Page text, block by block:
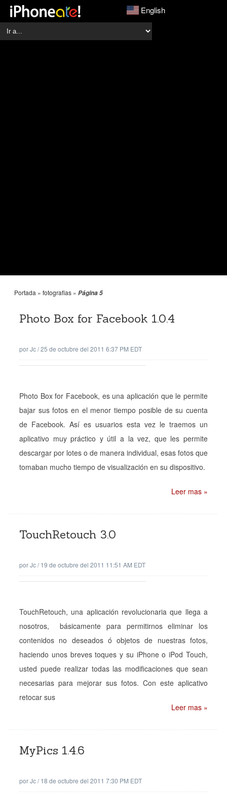
English
Portada » fotografias » Página 5
Photo Box for Facebook 1.0.4
porJc/25 de octubre del 2011 6:37 PM EDT
Photo Box for Facebook, es una aplicación que le permite
bajar sus fotos en el menor tiempo posible de su cuenta
de Facebook. Así es usuarios esta vez le traemos un
aplicativo muy práctico y útil a la vez, que les permite
descargar por lotes o de manera individual, esas fotos que
tomaban mucho tiempo de visualización en su dispositivo.
Leer mas »
TouchRetouch 3.0
porJc/19 de octubre del 2011 11:51 AM EDT
TouchRetouch, una aplicación revolucionaria que llega a
nosotros, básicamente para permitirnos eliminar los
contenidos no deseados ó objetos de nuestras fotos,
haciendo unos breves toques y su iPhone o iPod Touch,
usted puede realizar todas las modificaciones que sean
necesarias para mejorar sus fotos. Con este aplicativo
retocar sus
Leer mas »
MyPics 1.4.6
porJc/18 de octubre del 2011 7:30 PM EDT